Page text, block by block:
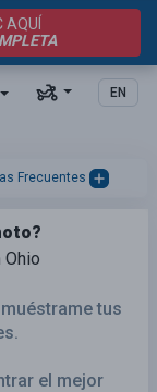
EN
AQUÍ
Frecuentes
tus
el mejor